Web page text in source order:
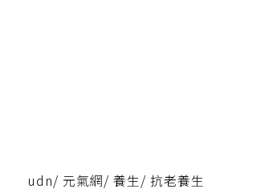
udn/ 元氣網/ 養生/ 抗老養生